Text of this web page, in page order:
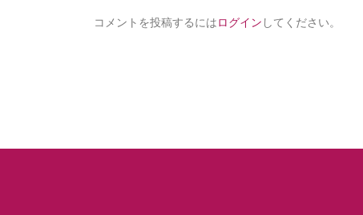
コメントを投稿するにはログイン してください。